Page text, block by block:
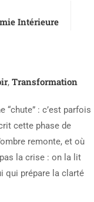
Intérieure
, Transformation
“chute” : c’est parfois
cette phase de
remonte, et où
la crise : on la lit
qui prépare la clarté